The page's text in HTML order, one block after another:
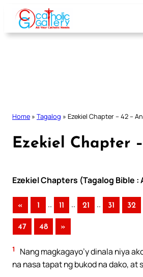
Skip
content
Home » Tagalog » Ezekiel Chapter – 42 –
Ezekiel Chapter
Ezekiel Chapters (Tagalog Bible :
« 1 .. 11 .. 21 .. 31 32
47 48 »
1
Nang magkagayo’y dinala niya
na nasa tapat ng bukod na dako, at